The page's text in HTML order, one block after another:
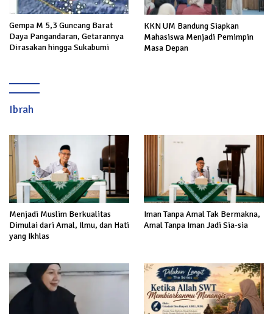
Gempa M 5,3 Guncang Barat
Daya Pangandaran, Getarannya
Dirasakan hingga Sukabumi
KKN UM Bandung Siapkan
Mahasiswa Menjadi Pemimpin
Masa Depan
Ibrah
Menjadi Muslim Berkualitas
Dimulai dari Amal, Ilmu, dan Hati
yang Ikhlas
Iman Tanpa Amal Tak Bermakna,
Amal Tanpa Iman Jadi Sia-sia